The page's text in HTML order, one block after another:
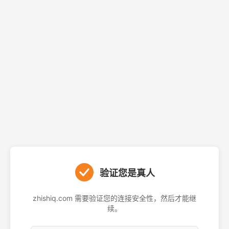
验证您是真人
zhishiq.com 需要验证您的连接安全性，然后才能继
续。